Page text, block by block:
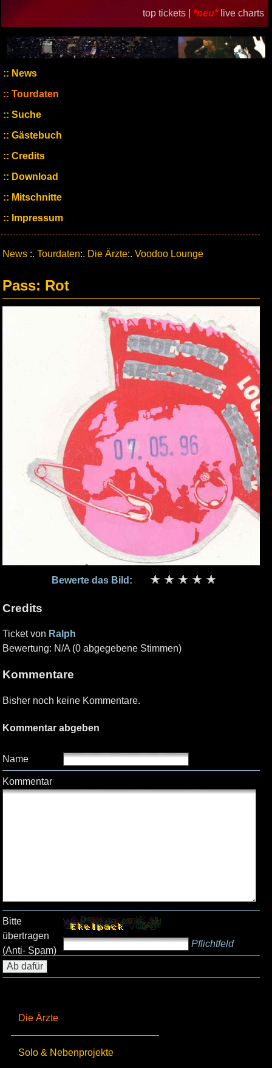
top tickets | *neu* live charts
News
Tourdaten
Suche
Gästebuch
Credits
Download
Mitschnitte
Impressum
Die Ärzte
Solo & Nebenprojekte
News :. Tourdaten:. Die Ärzte:. Voodoo Lounge
Pass: Rot
Bewerte das Bild:
Credits
Ticket von Ralph
Bewertung: N/A (0 abgegebene Stimmen)
Kommentare
Bisher noch keine Kommentare.
Kommentar abgeben
Name
Kommentar
Bitte
übertragen
(Anti- Spam)
Pflichtfeld